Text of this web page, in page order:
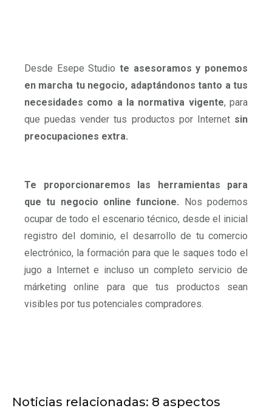
Desde Esepe Studio te asesoramos y ponemos
en marcha tu negocio, adaptándonos tanto a tus
necesidades como a la normativa vigente, para
que puedas vender tus productos por Internet sin
preocupaciones extra.
Te proporcionaremos las herramientas para
que tu negocio online funcione. Nos podemos
ocupar de todo el escenario técnico, desde el inicial
registro del dominio, el desarrollo de tu comercio
electrónico, la formación para que le saques todo el
jugo a Internet e incluso un completo servicio de
márketing online para que tus productos sean
visibles por tus potenciales compradores.
Noticias relacionadas: 8 aspectos